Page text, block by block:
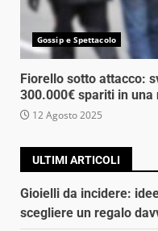
Gossip e Spettacolo
Fiorello sotto attacco:
300.000€ spariti in una
12 Agosto 2025
ULTIMI ARTICOLI
Gioielli da incidere:
scegliere un regalo